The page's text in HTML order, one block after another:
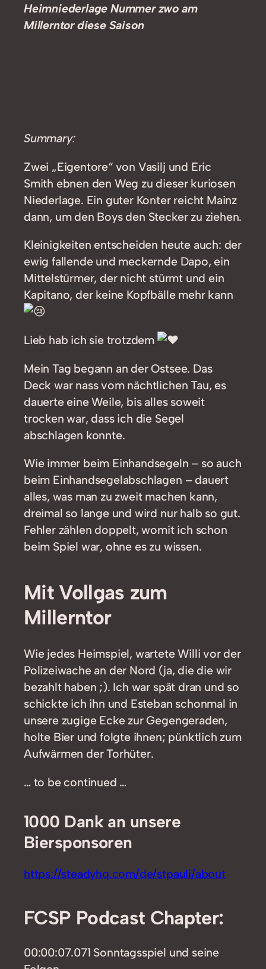
Heimniederlage Nummer zwo am
Millerntor diese Saison
Summary:
Zwei „Eigentore“ von Vasilj und Eric
Smith ebnen den Weg zu dieser kuriosen
Niederlage. Ein guter Konter reicht Mainz
dann, um den Boys den Stecker zu ziehen.
Kleinigkeiten entscheiden heute auch: der
ewig fallende und meckernde Dapo, ein
Mittelstürmer, der nicht stürmt und ein
Kapitano, der keine Kopfbälle mehr kann
Lieb hab ich sie trotzdem
Mein Tag begann an der Ostsee. Das
Deck war nass vom nächtlichen Tau, es
dauerte eine Weile, bis alles soweit
trocken war, dass ich die Segel
abschlagen konnte.
Wie immer beim Einhandsegeln – so auch
beim Einhandsegelabschlagen – dauert
alles, was man zu zweit machen kann,
dreimal so lange und wird nur halb so gut.
Fehler zählen doppelt, womit ich schon
beim Spiel war, ohne es zu wissen.
Mit Vollgas zum
Millerntor
Wie jedes Heimspiel, wartete Willi vor der
Polizeiwache an der Nord (ja, die die wir
bezahlt haben ;). Ich war spät dran und so
schickte ich ihn und Esteban schonmal in
unsere zugige Ecke zur Gegengeraden,
holte Bier und folgte ihnen; pünktlich zum
Aufwärmen der Torhüter.
… to be continued …
1000 Dank an unsere
Biersponsoren
https://steadyhq.com/de/stpauli/about
FCSP Podcast Chapter:
00:00:07.071 Sonntagsspiel und seine